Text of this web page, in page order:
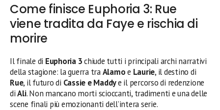
Come finisce Euphoria 3: Rue
viene tradita da Faye e rischia di
morire
Il finale di Euphoria 3chiude tutti i principali archi narrativi
della stagione: la guerra traAlamoe Laurie, il destino di
Rue, il futuro di Cassie e Maddye il percorso di redenzione
diAli. Non mancano morti scioccanti, tradimenti e una delle
scene finali più emozionanti dell’intera serie.